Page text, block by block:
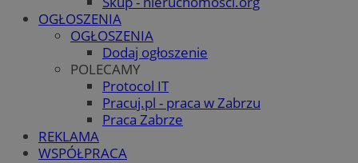
OGŁOSZENIA
OGŁOSZENIA
Dodaj ogłoszenie
POLECAMY
Protocol IT
Pracuj.pl - praca w Zabrzu
Praca Zabrze
REKLAMA
WSPÓŁPRACA